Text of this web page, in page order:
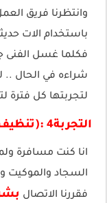
وانتظرنا فريق
باستخدام الات
فكلما غسل الفنى
شراءه في الحال ..
لتجربتها كل فترة
التجربة4 :(تنظيف في حالة السفر)
انا كنت مسافرة
السجاد والموكيت
فقررنا الاتصال